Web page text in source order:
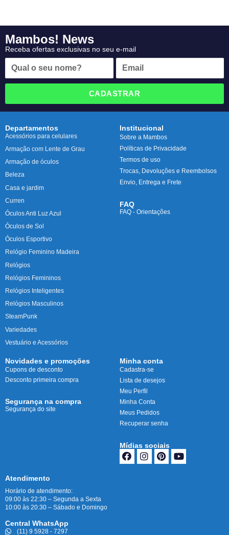
Mambos! News
Receba ofertas exclusivas no seu e-mail
CADASTRAR
Departamentos
Acessórios para celulares
Armação com Lente de Grau
Armação de óculos
Beleza
Casa e jardim
Curren
Óculos Anti Luz Azul
Óculos de Sol
Óculos Esportivo
Relógio Feminino Madeira
Relógios
Relógios Femininos
Relógios Inteligentes
Relógios Masculinos
SteamPunk
Variedades
Vestuário e Acessórios
Institucional
Sobre a Mambos
Políticas de Privacidade
Termos de uso
Trocas, Devoluções e Reembolsos
Envio, Entrega e Frete
FAQ
FAQ - Orientações
Novidades e promoções
Cupons de desconto
Desconto primeira compra
Segurança na compra
Segurança do site
Minha conta
Cadastra-se
Lista de desejos
Meu Perfil
Minha Conta
Meus Pedidos
Recuperar senha
Mídias sociais
Atendimento
Horário de atendimento:
09:00 às 22:30 – Segunda a Sexta
10:00 às 20:30 – Sábado e Domingo
Central WhatsApp
(11) 9 5928 - 7297